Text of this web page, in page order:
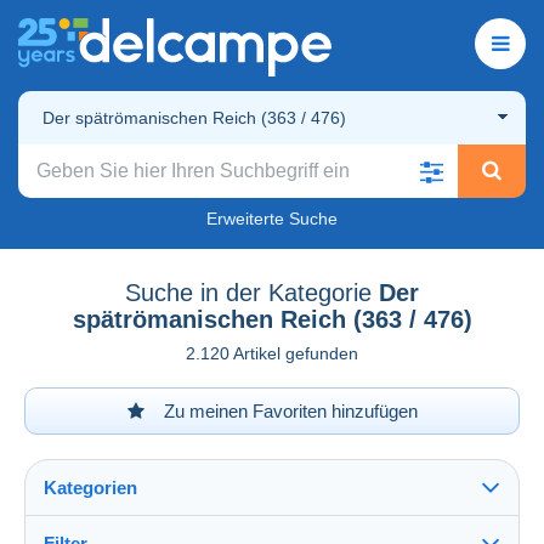
Der spätrömanischen Reich (363 / 476)
Erweiterte Suche
Suche in der Kategorie Der
spätrömanischen Reich (363 / 476)
2.120 Artikel gefunden
Zu meinen Favoriten hinzufügen
Kategorien